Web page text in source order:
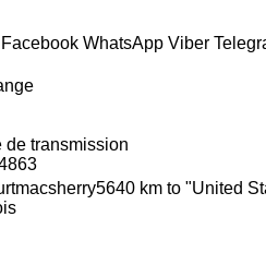
Facebook WhatsApp Viber
de transmission
5640 km to "United